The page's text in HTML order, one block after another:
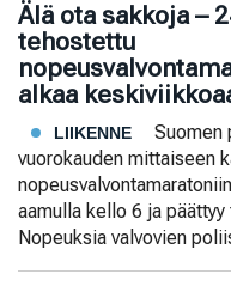
Älä ota sakkoja –
tehostettu
alkaa
LIIKENNE
Suomen
vuorokauden mittaiseen
aamulla kello 6 ja
Nopeuksia valvovien